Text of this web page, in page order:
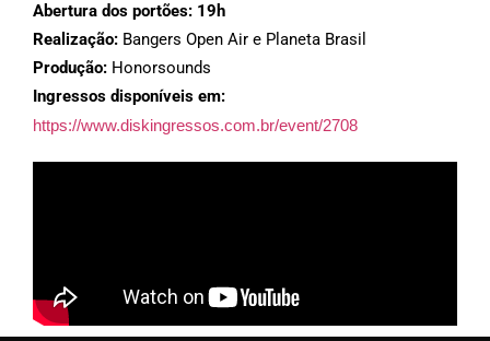
Abertura dos portões: 19h
Realização: Bangers Open Air e Planeta Brasil
Produção: Honorsounds
Ingressos disponíveis em:
https://www.diskingressos.com.br/event/2708